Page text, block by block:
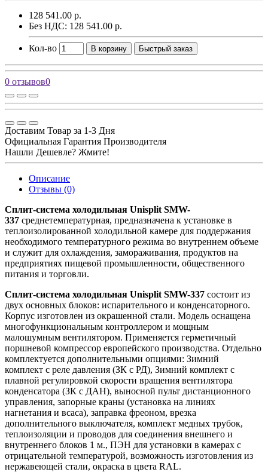
128 541.00 р.
Без НДС: 128 541.00 р.
Кол-во В корзину Быстрый заказ
0 отзывов0
Доставим Товар за 1-3 Дня
Официальная Гарантия Производителя
Нашли Дешевле? Жмите!
Описание
Отзывы (0)
Сплит-система холодильная Unisplit SMW-
337 среднетемпературная, предназначена к установке в
теплоизолированной холодильной камере для поддержания
необходимого температурного режима во внутреннем объеме
и служит для охлаждения, замораживания, продуктов на
предприятиях пищевой промышленности, общественного
питания и торговли.
Сплит-система холодильная Unisplit SMW-337 состоит из
двух основных блоков: испарительного и конденсаторного.
Корпус изготовлен из окрашенной стали. Модель оснащена
многофункциональным контроллером и мощным
малошумным вентилятором. Применяется герметичный
поршневой компрессор европейского производства. Отдельно
комплектуется дополнительными опциями: Зимний
комплект с реле давления (ЗК с РД), Зимний комплект с
плавной регулировкой скорости вращения вентилятора
конденсатора (ЗК с ДАН), выносной пульт дистанционного
управления, запорные краны (установка на линиях
нагнетания и всаса), заправка фреоном, врезка
дополнительного выключателя, комплект медных трубок,
теплоизоляции и проводов для соединения внешнего и
внутреннего блоков 1 м., ПЭН для установки в камерах с
отрицательной температурой, возможность изготовления из
нержавеющей стали, окраска в цвета RAL.